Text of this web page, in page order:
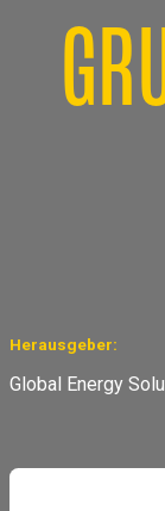
Herausgeber:
Global Energy